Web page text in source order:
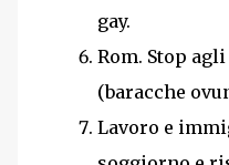
gay.
Rom. Stop
(baracche
Lavoro e